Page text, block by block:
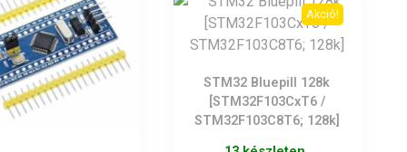
Akció!
STM32 Bluepill 128k
[STM32F103CxT6 /
STM32F103C8T6; 128k]